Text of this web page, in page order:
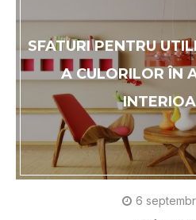
SFATURI PENTRU
A CULORILOR ÎN
6